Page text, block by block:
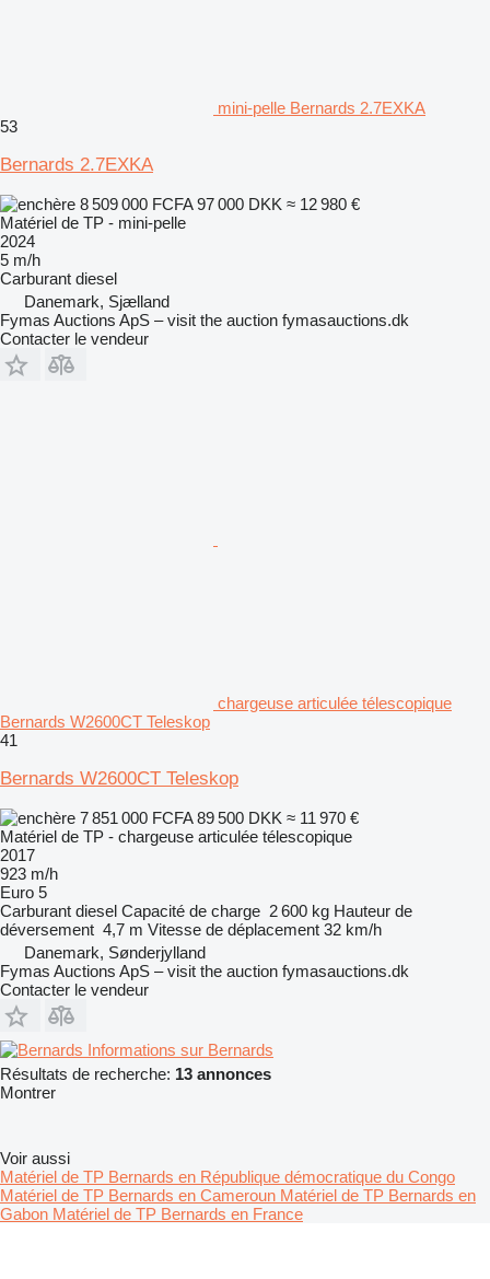
mini-pelle Bernards 2.7EXKA
53
Bernards 2.7EXKA
8 509 000 FCFA97 000 DKK ≈ 12 980 €
Matériel de TP - mini-pelle
2024
5 m/h
Carburant diesel
Danemark, Sjælland
Fymas Auctions ApS – visit the auction fymasauctions.dk
Contacter le vendeur
chargeuse articulée télescopique
Bernards W2600CT Teleskop
41
Bernards W2600CT Teleskop
7 851 000 FCFA89 500 DKK ≈ 11 970 €
Matériel de TP - chargeuse articulée télescopique
2017
923 m/h
Euro 5
Carburant diesel Capacité de charge 2 600 kg Hauteur de
déversement 4,7 m Vitesse de déplacement 32 km/h
Danemark, Sønderjylland
Fymas Auctions ApS – visit the auction fymasauctions.dk
Contacter le vendeur
Informations sur Bernards
Résultats de recherche: 13 annonces
Montrer
Voir aussi
Matériel de TP Bernards en République démocratique du Congo
Matériel de TP Bernards en Cameroun Matériel de TP Bernards en
Gabon Matériel de TP Bernards en France